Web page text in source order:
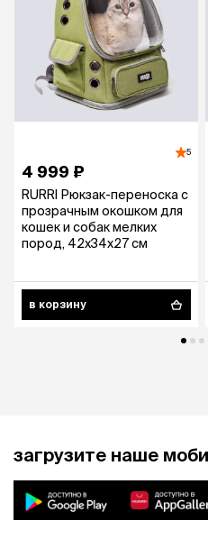
5
4 999 ₽
RURRI Рюкзак-переноска c
прозрачным окошком для
кошек и собак мелких
пород, 42х34х27 см
в корзину
загрузите наше